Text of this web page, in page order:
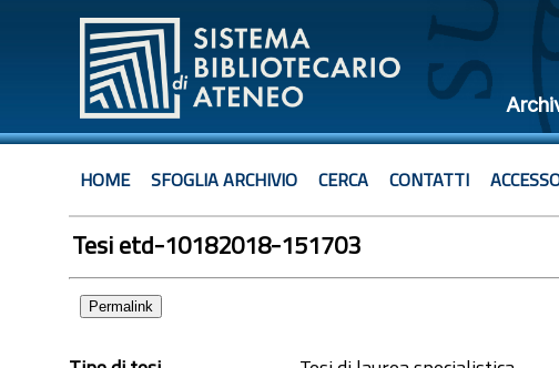
HOME SFOGLIA ARCHIVIO CERCA CONTATTI
Tesi etd-10182018-151703
Permalink